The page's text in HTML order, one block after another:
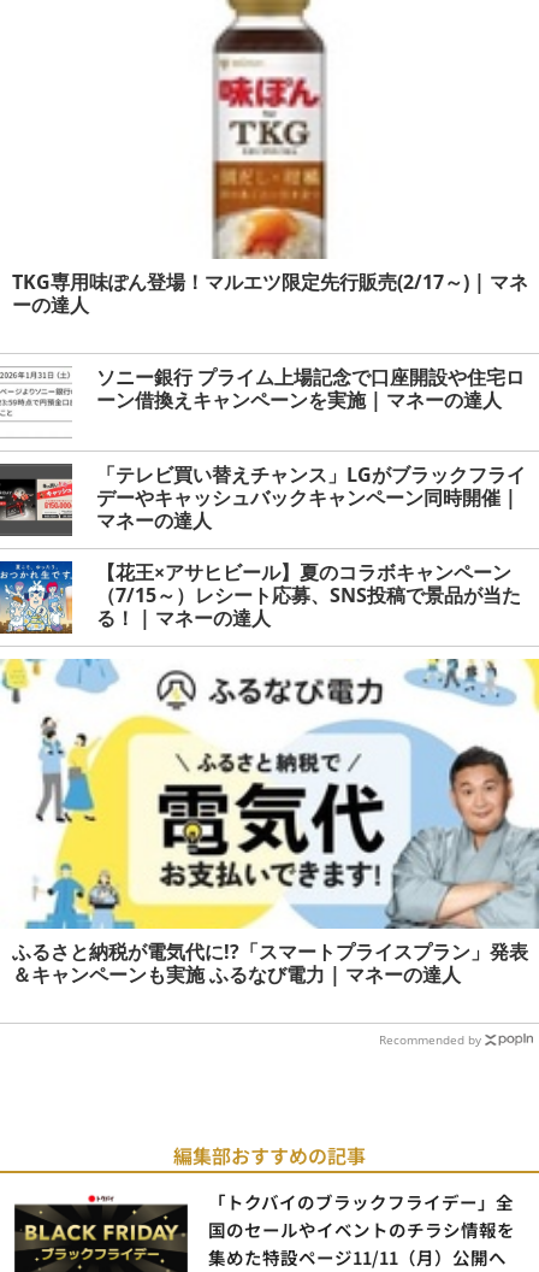
TKG専用味ぽん登場！マルエツ限定先行販売(2/17～) | マネ
ーの達人
ソニー銀行 プライム上場記念で口座開設や住宅ロ
ーン借換えキャンペーンを実施 | マネーの達人
「テレビ買い替えチャンス」LGがブラックフライ
デーやキャッシュバックキャンペーン同時開催 |
マネーの達人
【花王×アサヒビール】夏のコラボキャンペーン
（7/15～）レシート応募、SNS投稿で景品が当た
る！ | マネーの達人
ふるさと納税が電気代に!?「スマートプライスプラン」発表
＆キャンペーンも実施 ふるなび電力 | マネーの達人
Recommended by
編集部おすすめの記事
「トクバイのブラックフライデー」全
国のセールやイベントのチラシ情報を
集めた特設ページ11/11（月）公開へ